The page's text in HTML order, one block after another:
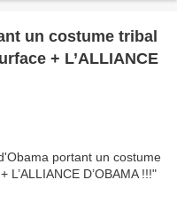
un costume tribal
+ L’ALLIANCE